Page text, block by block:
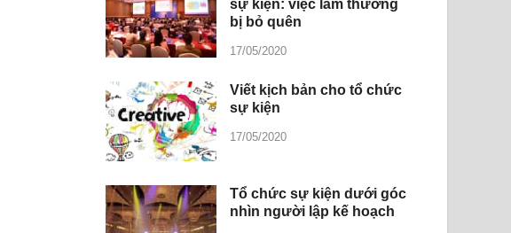
sự kiện: việc làm thường
bị bỏ quên
17/05/2020
Viết kịch bản cho tổ chức
sự kiện
17/05/2020
Tổ chức sự kiện dưới góc
nhìn người lập kế hoạch